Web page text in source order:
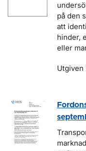
på den
att
hinder,
eller
Utgiven